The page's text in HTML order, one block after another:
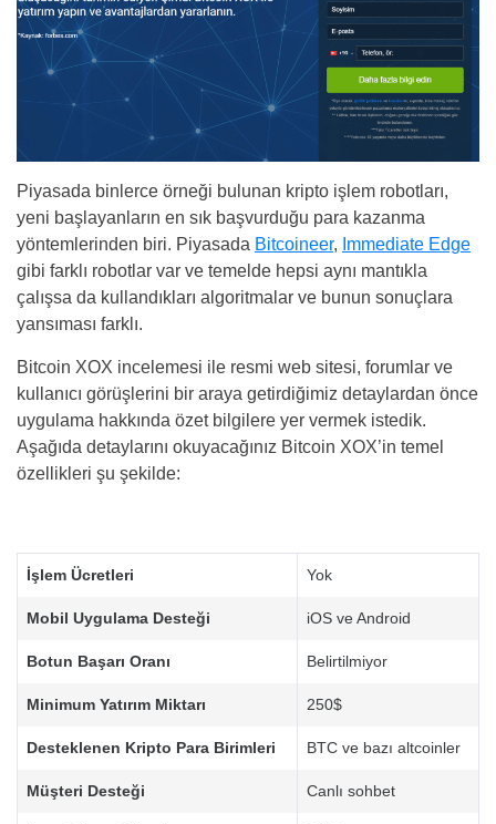
Piyasada binlerce örneği bulunan kripto işlem robotları,
yeni başlayanların en sık başvurduğu para kazanma
yöntemlerinden biri. Piyasada Bitcoineer, Immediate Edge
gibi farklı robotlar var ve temelde hepsi aynı mantıkla
çalışsa da kullandıkları algoritmalar ve bunun sonuçlara
yansıması farklı.
Bitcoin XOX incelemesi ile resmi web sitesi, forumlar ve
kullanıcı görüşlerini bir araya getirdiğimiz detaylardan önce
uygulama hakkında özet bilgilere yer vermek istedik.
Aşağıda detaylarını okuyacağınız Bitcoin XOX’in temel
özellikleri şu şekilde:
İşlem Ücretleri Yok
Mobil Uygulama Desteği iOS ve Android
Botun Başarı Oranı Belirtilmiyor
Minimum Yatırım Miktarı 250$
Desteklenen Kripto Para Birimleri BTC ve bazı altcoinler
Müşteri Desteği Canlı sohbet